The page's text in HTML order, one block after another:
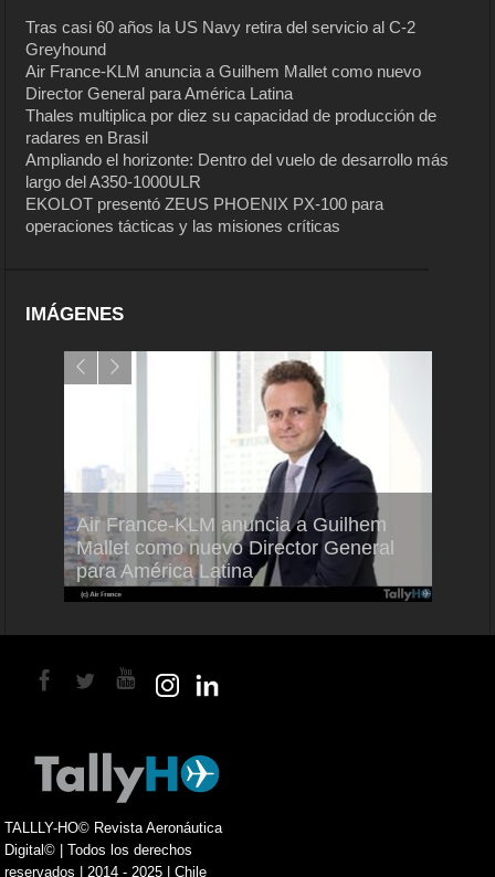
Tras casi 60 años la US Navy retira del servicio al C-2
Greyhound
Air France-KLM anuncia a Guilhem Mallet como nuevo
Director General para América Latina
Thales multiplica por diez su capacidad de producción de
radares en Brasil
Ampliando el horizonte: Dentro del vuelo de desarrollo más
largo del A350-1000ULR
EKOLOT presentó ZEUS PHOENIX PX-100 para
operaciones tácticas y las misiones críticas
IMÁGENES
Air France-KLM anuncia a Guilhem
Mallet como nuevo Director General
para América Latina
TALLLY-HO© Revista Aeronáutica
Digital© | Todos los derechos
reservados | 2014 - 2025 | Chile